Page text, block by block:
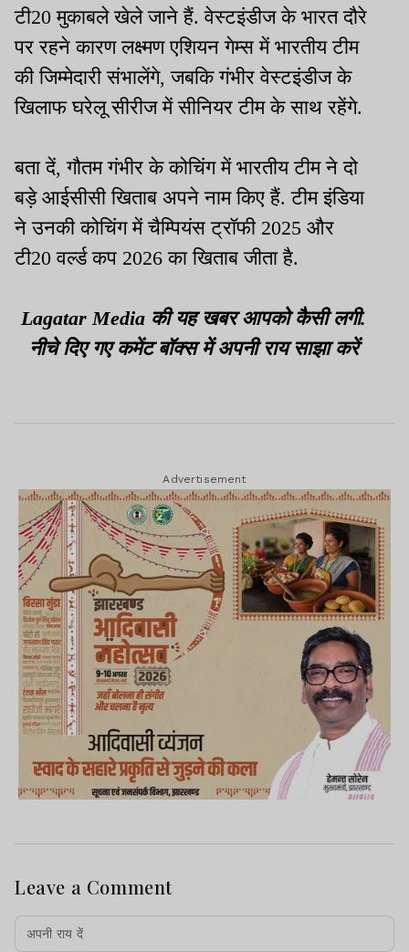
टी20 मुकाबले खेले जाने हैं. वेस्टइंडीज के भारत दौरे
पर रहने कारण लक्ष्मण एशियन गेम्स में भारतीय टीम
की जिम्मेदारी संभालेंगे, जबकि गंभीर वेस्टइंडीज के
खिलाफ घरेलू सीरीज में सीनियर टीम के साथ रहेंगे.
बता दें, गौतम गंभीर के कोचिंग में भारतीय टीम ने दो
बड़े आईसीसी खिताब अपने नाम किए हैं. टीम इंडिया
ने उनकी कोचिंग में चैम्पियंस ट्रॉफी 2025 और
टी20 वर्ल्ड कप 2026 का खिताब जीता है.
Lagatar Media की यह खबर आपको कैसी लगी.
नीचे दिए गए कमेंट बॉक्स में अपनी राय साझा करें
Advertisement
Leave a Comment